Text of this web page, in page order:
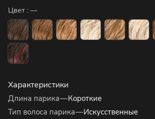
Цвет : —
Характеристики
Длина парика—Короткие
Тип волоса парика—Искусственные